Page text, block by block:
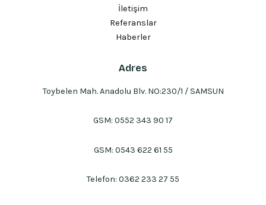
İletişim
Referanslar
Haberler
Adres
Toybelen Mah. Anadolu Blv. NO:230/1 / SAMSUN
GSM: 0552 343 90 17
GSM: 0543 622 61 55
Telefon: 0362 233 27 55